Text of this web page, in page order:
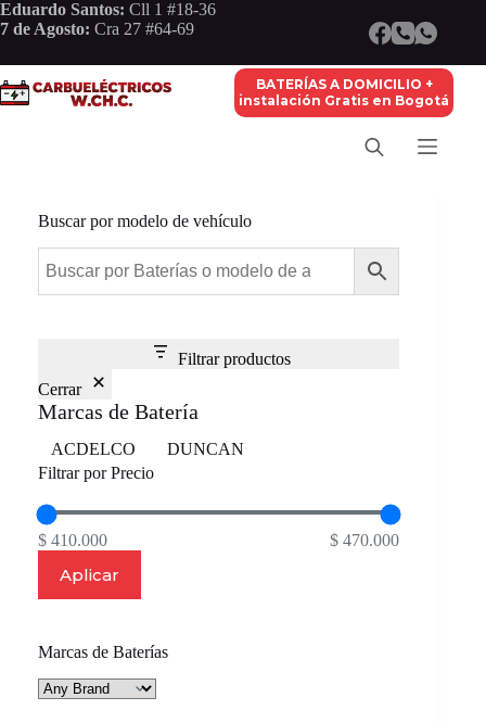
Saltar
al
Eduardo Santos: Cll 1 #18-36
7 de Agosto: Cra 27 #64-69
BATERÍAS A DOMICILIO +
instalación Gratis en Bogotá
Buscar por modelo de vehículo
Filtrar productos
Cerrar
Marcas de Batería
Marca
ACDELCO
DUNCAN
Filtrar por Precio
$ 410.000 $ 470.000
Aplicar
Marcas de Baterías